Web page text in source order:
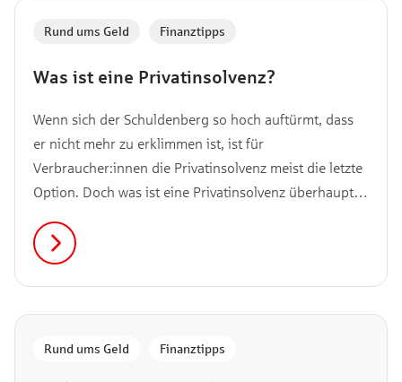
Was ist eine Privatinsolvenz?
Rund ums Geld Finanztipps
Wenn sich der Schuldenberg so hoch auftürmt, dass
er nicht mehr zu erklimmen ist, ist für
Verbraucher:innen die Privatinsolvenz meist die letzte
Option. Doch was ist eine Privatinsolvenz überhaupt
verraten wir dir in unserem Artikel.
Rund ums Geld Finanztipps